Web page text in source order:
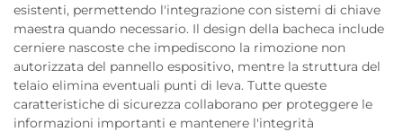
esistenti, permettendo l'integrazione con sistemi di chiave
maestra quando necessario. Il design della bacheca include
cerniere nascoste che impediscono la rimozione non
autorizzata del pannello espositivo, mentre la struttura del
telaio elimina eventuali punti di leva. Tutte queste
caratteristiche di sicurezza collaborano per proteggere le
informazioni importanti e mantenere l'integrità